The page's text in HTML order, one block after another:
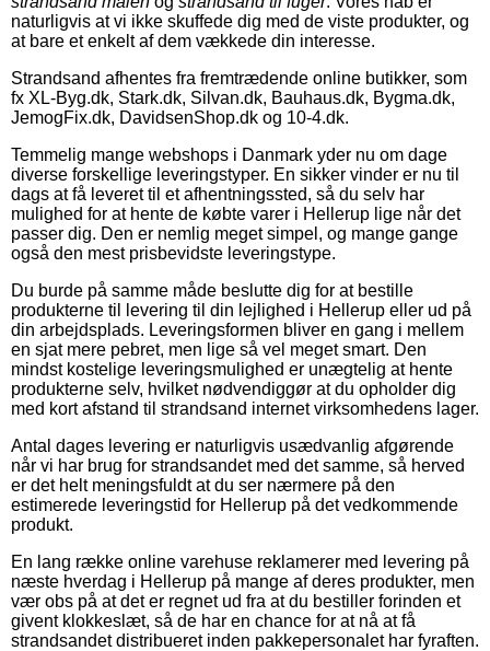
naturligvis at vi ikke skuffede dig med de viste produkter, og
at bare et enkelt af dem vækkede din interesse.
Strandsand afhentes fra fremtrædende online butikker, som
fx XL-Byg.dk, Stark.dk, Silvan.dk, Bauhaus.dk, Bygma.dk,
JemogFix.dk, DavidsenShop.dk og 10-4.dk.
Temmelig mange webshops i Danmark yder nu om dage
diverse forskellige leveringstyper. En sikker vinder er nu til
dags at få leveret til et afhentningssted, så du selv har
mulighed for at hente de købte varer i Hellerup lige når det
passer dig. Den er nemlig meget simpel, og mange gange
også den mest prisbevidste leveringstype.
Du burde på samme måde beslutte dig for at bestille
produkterne til levering til din lejlighed i Hellerup eller ud på
din arbejdsplads. Leveringsformen bliver en gang i mellem
en sjat mere pebret, men lige så vel meget smart. Den
mindst kostelige leveringsmulighed er unægtelig at hente
produkterne selv, hvilket nødvendiggør at du opholder dig
med kort afstand til strandsand internet virksomhedens lager.
Antal dages levering er naturligvis usædvanlig afgørende
når vi har brug for strandsandet med det samme, så herved
er det helt meningsfuldt at du ser nærmere på den
estimerede leveringstid for Hellerup på det vedkommende
produkt.
En lang række online varehuse reklamerer med levering på
næste hverdag i Hellerup på mange af deres produkter, men
vær obs på at det er regnet ud fra at du bestiller forinden et
givent klokkeslæt, så de har en chance for at nå at få
strandsandet distribueret inden pakkepersonalet har fyraften.